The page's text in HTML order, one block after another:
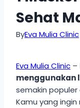
Sehat
ByEva Mulia Clinic
Eva Mulia Clinic –
menggunakan
semakin populer
Kamu yang